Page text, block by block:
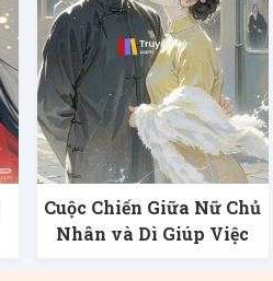
Cuộc Chiến Giữa Nữ Chủ
Nhân và Dì Giúp Việc